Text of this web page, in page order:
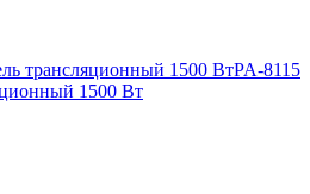
PA-8115
1500 Вт